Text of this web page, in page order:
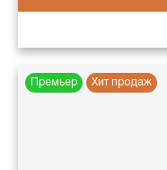
Премьер Хит продаж